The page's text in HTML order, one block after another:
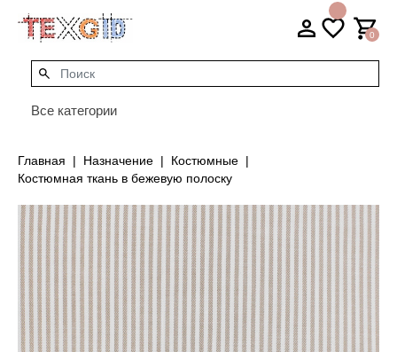
0
Все категории
Главная Назначение
Костюмные
Костюмная ткань в бежевую полоску